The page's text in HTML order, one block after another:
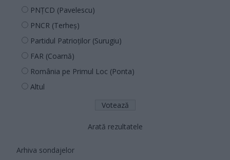
PNȚCD (Pavelescu)
PNCR (Terheș)
Partidul Patrioților (Surugiu)
FAR (Coarnă)
România pe Primul Loc (Ponta)
Altul
Arată rezultatele
Arhiva sondajelor